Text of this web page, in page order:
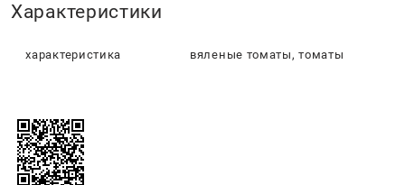
Характеристики
характеристика вяленые томаты, томаты